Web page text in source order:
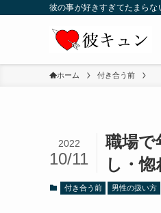
彼の事が好きすぎてたまらな
ホーム 付き合う前
職場で
し・
2022
10/11
付き合う前 男性の扱い方